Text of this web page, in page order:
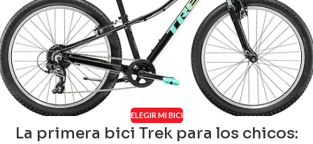
ELEGIR MI BICI
La primera bici Trek para los chicos: